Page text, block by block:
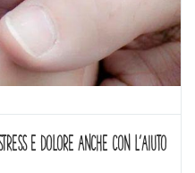
E DOLORE ANCHE CON L'AIUTO